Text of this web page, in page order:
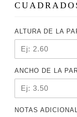
ALTURA DE LA
ANCHO DE LA
NOTAS